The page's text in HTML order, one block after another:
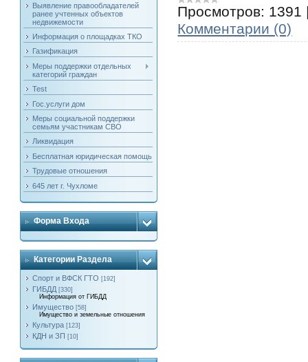
Выявление правообладателей
ранее учтенных объектов
недвижемости
Информация о площадках ТКО
Газификация
Меры поддержки отдельных
категорий граждан
Test
Гос.услуги дом
Меры социальной поддержки
семьям участникам СВО
Ликвидация
Бесплатная юридическая помощь
Трудовые отношения
645 лет г. Чухломе
Форма Входа
Категории Раздела
Спорт и ВФСК ГТО [192]
ГИБДД [330]
Информация от ГИБДД
Имущество [58]
Имущество и земельные отношения
Культура [123]
КДН и ЗП [10]
Просмотров: 1391
Комментарии (0)